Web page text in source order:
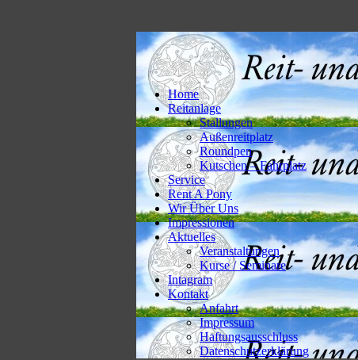
Home
Reitanlage
Stallungen
Außenreitplatz
Roundpen
Kutschen – Fahrplatz
Service
Rent A Pony
Wir Über Uns
Impressionen
Aktuelles
Veranstaltungen
Kurse / Seminare
Intagram
Kontakt
Anfahrt
Impressum
Haftungsausschluss
Datenschutzerklärung